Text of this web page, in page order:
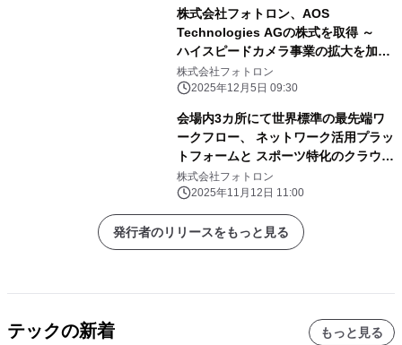
株式会社フォトロン、AOS
Technologies AGの株式を取得 ～
ハイスピードカメラ事業の拡大を加
速 ～
株式会社フォトロン
2025年12月5日 09:30
会場内3カ所にて世界標準の最先端ワ
ークフロー、 ネットワーク活用プラッ
トフォームと スポーツ特化のクラウド
ソリューション、AJA社製品を出展
11月19日(水)から3日間開催「Inter
BEE 2025」に出展
株式会社フォトロン
2025年11月12日 11:00
発行者のリリースをもっと見る
テックの新着 もっと見る